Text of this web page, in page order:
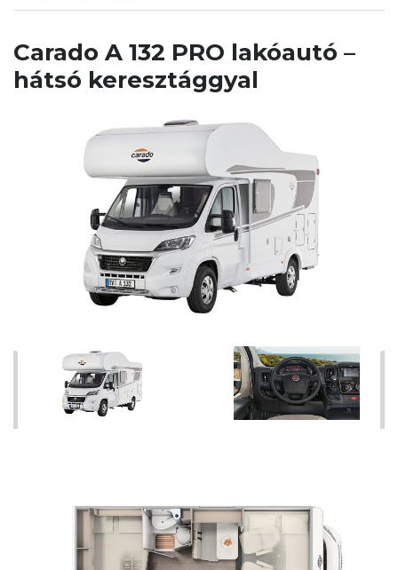
Carado A 132 PRO lakóautó –
hátsó keresztággyal